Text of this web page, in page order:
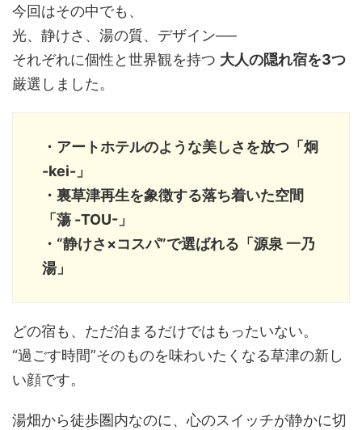
今回はその中でも、
光、静けさ、湯の質、デザイン──
それぞれに個性と世界観を持つ 大人の隠れ宿を3つ
厳選しました。
・アートホテルのような美しさを放つ 「炯
-kei-」
・裏草津再生を象徴する落ち着いた空間
「蕩 -TOU-」
・“静けさ×コスパ”で選ばれる「源泉 一乃
湯」
どの宿も、ただ泊まるだけではもったいない。
“過ごす時間”そのものを味わいたくなる草津の新し
い顔です。
湯畑から徒歩圏内なのに、心のスイッチが静かに切